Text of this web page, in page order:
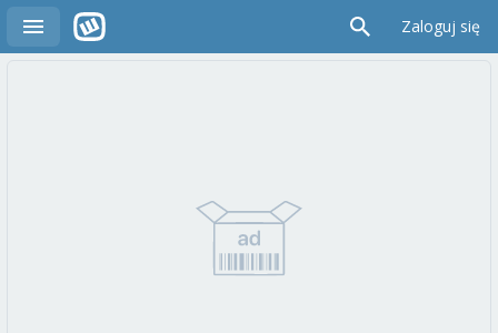
Zaloguj się